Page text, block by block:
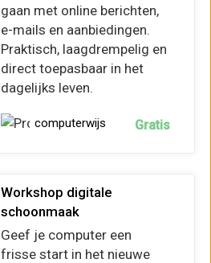
gaan met online berichten,
e-mails en aanbiedingen.
Praktisch, laagdrempelig en
direct toepasbaar in het
dagelijks leven.
computerwijs Gratis
Workshop digitale
schoonmaak
Geef je computer een
frisse start in het nieuwe